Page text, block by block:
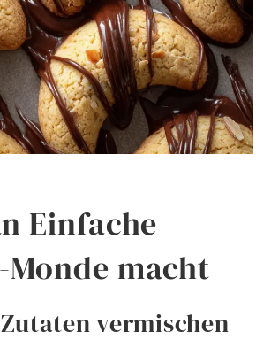
Einfache
Monde macht
vermischen